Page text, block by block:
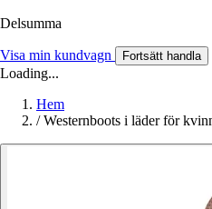
Delsumma
Visa min kundvagn Fortsätt handla
Loading...
Hem
/ Westernboots i läder för